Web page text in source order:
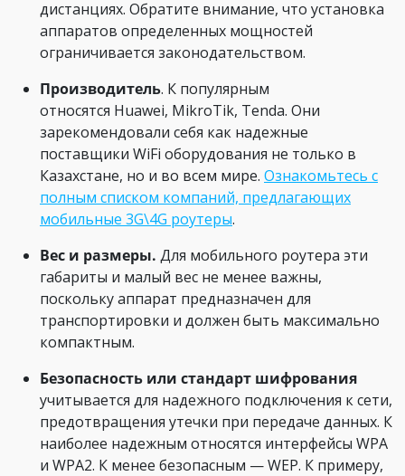
дистанциях. Обратите внимание, что установка
аппаратов определенных мощностей
ограничивается законодательством.
Производитель. К популярным
относятся Huawei, MikroTik, Tenda. Они
зарекомендовали себя как надежные
поставщики WiFi оборудования не только в
Казахстане, но и во всем мире. Ознакомьтесь с
полным списком компаний, предлагающих
мобильные 3G\4G роутеры.
Вес и размеры. Для мобильного роутера эти
габариты и малый вес не менее важны,
поскольку аппарат предназначен для
транспортировки и должен быть максимально
компактным.
Безопасность или стандарт шифрования
учитывается для надежного подключения к сети,
предотвращения утечки при передаче данных. К
наиболее надежным относятся интерфейсы WPA
и WPA2. К менее безопасным — WEP. К примеру,